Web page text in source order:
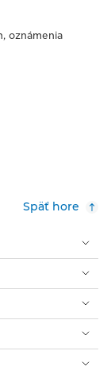
oznámenia
Späť hore